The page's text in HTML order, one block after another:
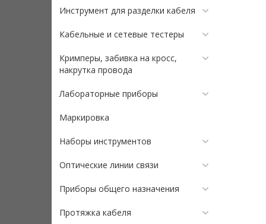
Инструмент для разделки кабеля
Кабельные и сетевые тестеры
Кримперы, забивка на кросс,
накрутка провода
Лабораторные приборы
Маркировка
Наборы инструментов
Оптические линии связи
Приборы общего назначения
Протяжка кабеля